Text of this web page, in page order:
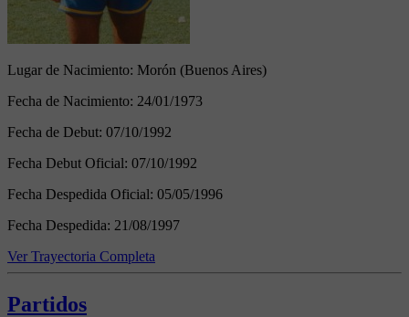
Lugar de Nacimiento: Morón (Buenos Aires)
Fecha de Nacimiento: 24/01/1973
Fecha de Debut: 07/10/1992
Fecha Debut Oficial: 07/10/1992
Fecha Despedida Oficial: 05/05/1996
Fecha Despedida: 21/08/1997
Ver Trayectoria Completa
Partidos